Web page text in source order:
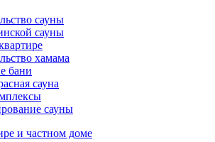
сауны
сауны
хамама
бани
сауна
сауны
и частном доме